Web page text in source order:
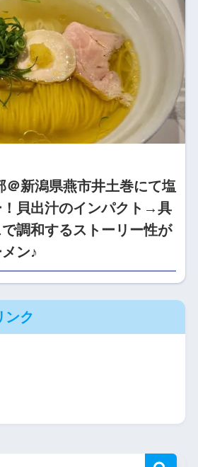
＠新潟県燕市井土巻にて塩
貝出汁のインパクト→具
調和するストーリー性が
ン♪
ンク